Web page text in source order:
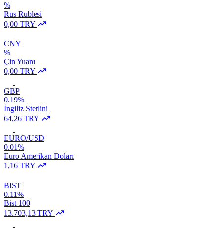
%
Rus Rublesi
0,00 TRY
CNY
%
Çin Yuanı
0,00 TRY
GBP
0.19%
İngiliz Sterlini
64,26 TRY
EURO/USD
0.01%
Euro Amerikan Doları
1,16 TRY
BIST
0.11%
Bist 100
13.703,13 TRY